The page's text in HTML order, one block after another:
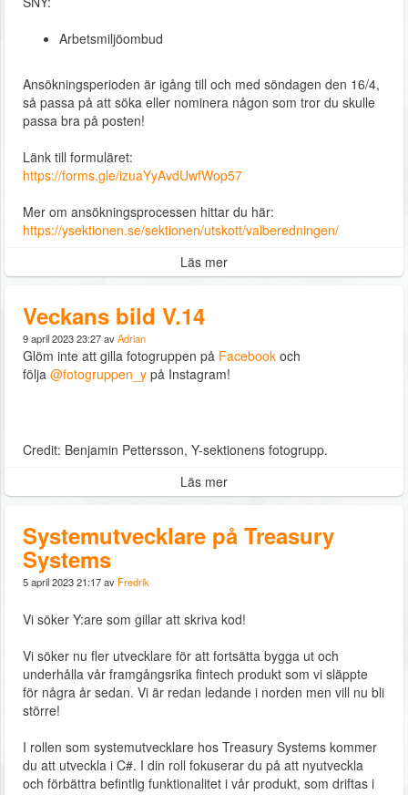
Arbetsmiljöombud
Ansökningsperioden är igång till och med söndagen den 16/4,
så passa på att söka eller nominera någon som tror du skulle
passa bra på posten!
Länk till formuläret:
https://forms.gle/izuaYyAvdUwfWop57
Mer om ansökningsprocessen hittar du här:
https://ysektionen.se/sektionen/utskott/valberedningen/
Läs mer
Veckans bild V.14
9 april 2023 23:27 avAdrian
Glöm inte att gilla fotogruppen på Facebook och
följa @fotogruppen_y på Instagram!
Credit: Benjamin Pettersson, Y-sektionens fotogrupp.
Läs mer
Systemutvecklare på Treasury
Systems
5 april 2023 21:17 av Fredrik
Vi söker Y:are som gillar att skriva kod!
Vi söker nu fler utvecklare för att fortsätta bygga ut och
underhålla vår framgångsrika fintech produkt som vi släppte
för några år sedan. Vi är redan ledande i norden men vill nu bli
större!
I rollen som systemutvecklare hos Treasury Systems kommer
du att utveckla i C#. I din roll fokuserar du på att nyutveckla
och förbättra befintlig funktionalitet i vår produkt, som driftas i